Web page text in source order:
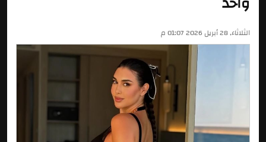
الثلاثاء, 28 أبريل 2026 01:07 م